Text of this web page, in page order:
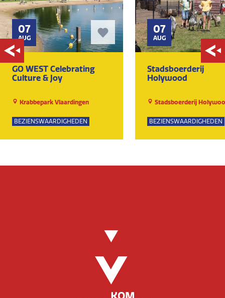
07
AUG
GO WEST Celebrating
Culture & Joy
Krabbepark Vlaardingen
BEZIENSWAARDIGHEDEN
07
AUG
Stadsboerderij
Holywood
Stadsboerderij
BEZIENSWAARDIGHEDEN